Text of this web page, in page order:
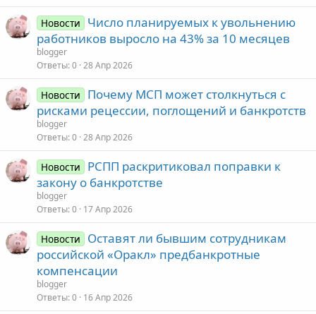
Новости
Число планируемых к увольнению
работников выросло на 43% за 10 месяцев
blogger
Ответы 0 28 Апр 2026
Новости
Почему МСП может столкнуться с
рисками рецессии, поглощений и банкротств
blogger
Ответы 0 28 Апр 2026
Новости
РСПП раскритиковал поправки к
закону о банкротстве
blogger
Ответы 0 17 Апр 2026
Новости
Оставят ли бывшим сотрудникам
российской «Оракл» предбанкротные
компенсации
blogger
Ответы 0 16 Апр 2026